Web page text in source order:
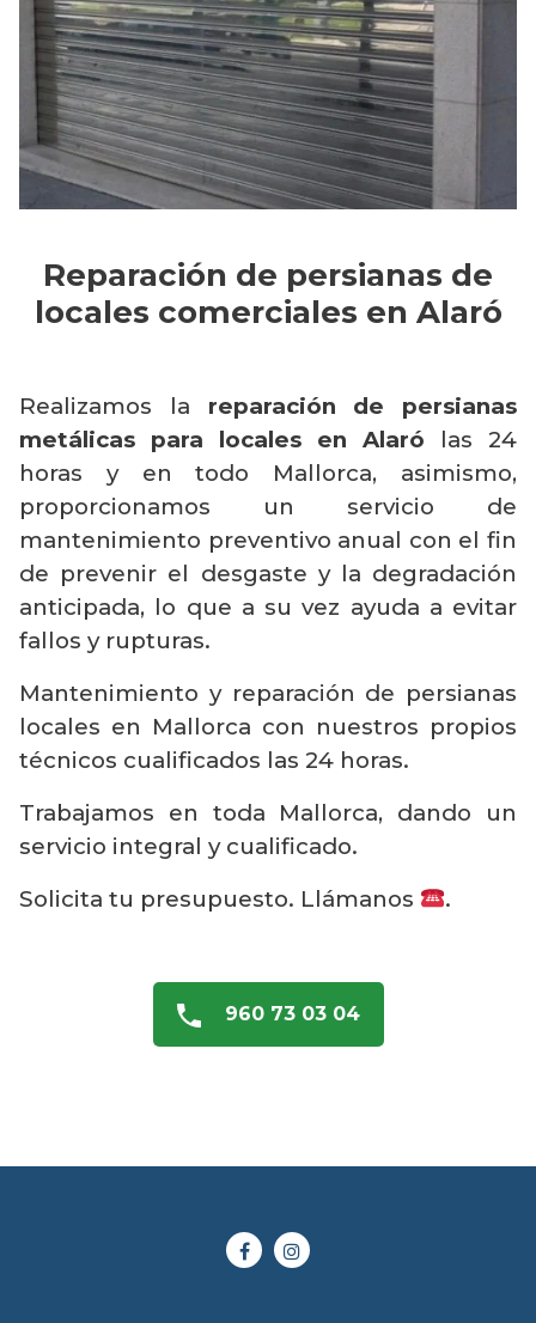
Reparación de persianas de
locales comerciales en Alaró
Realizamos la reparación de persianas
metálicas para locales en Alaró las 24
horas y en todo Mallorca, asimismo,
proporcionamos un servicio de
mantenimiento preventivo anual con el fin
de prevenir el desgaste y la degradación
anticipada, lo que a su vez ayuda a evitar
fallos y rupturas.
Mantenimiento y reparación de persianas
locales en Mallorca con nuestros propios
técnicos cualificados las 24 horas.
Trabajamos en toda Mallorca, dando un
servicio integral y cualificado.
Solicita tu presupuesto. Llámanos
.
960 73 03 04